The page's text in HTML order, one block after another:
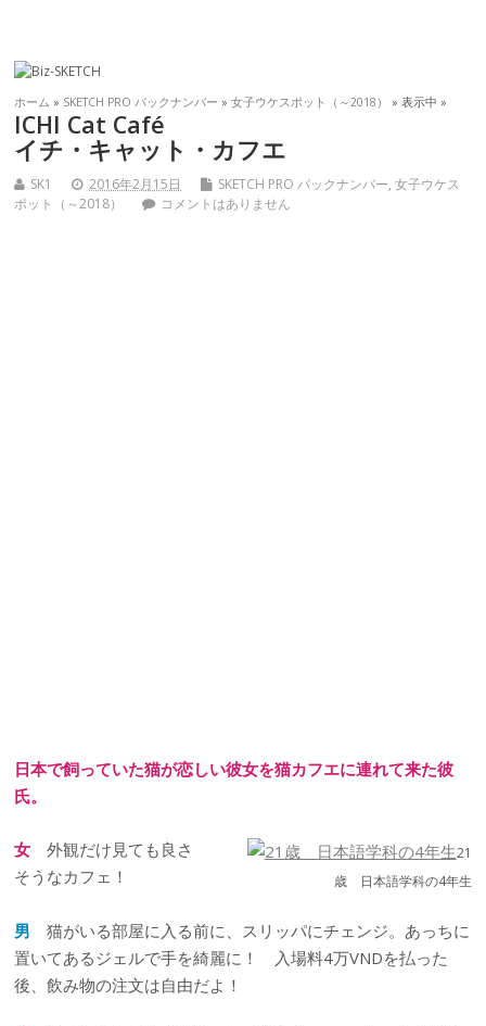
ホーム » SKETCH PRO バックナンバー »女子ウケスポット（～2018） » 表示中 »
ICHI Cat Café
イチ・キャット・カフエ
SK1 2016年2月15日 SKETCH PRO バックナンバー,女子ウケス
ポット（～2018）
コメントはありません
日本で飼っていた猫が恋しい彼女を猫カフエに連れて来た彼
氏。
21
歳 日本語学科の4年生
女 外観だけ見ても良さ
そうなカフェ！
男 猫がいる部屋に入る前に、スリッパにチェンジ。あっちに
置いてあるジェルで手を綺麗に！ 入場料4万VNDを払った
後、飲み物の注文は自由だよ！